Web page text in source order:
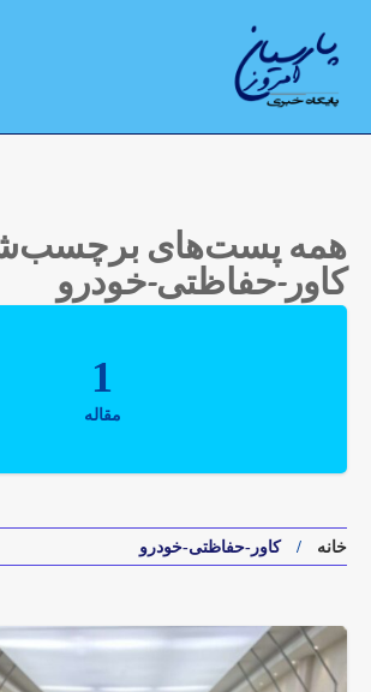
همه پست‌های
کاور-حفاظتی-خودرو
1
مقاله
خانه کاور-حفاظتی-خودرو